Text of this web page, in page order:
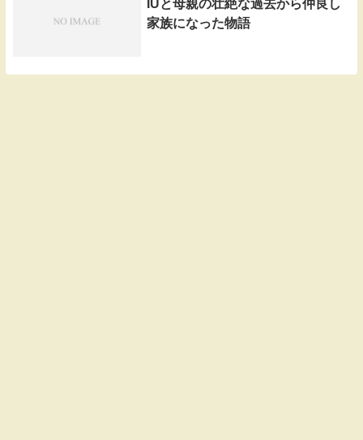
IUと母親の壮絶な過去から仲良し
家族になった物語